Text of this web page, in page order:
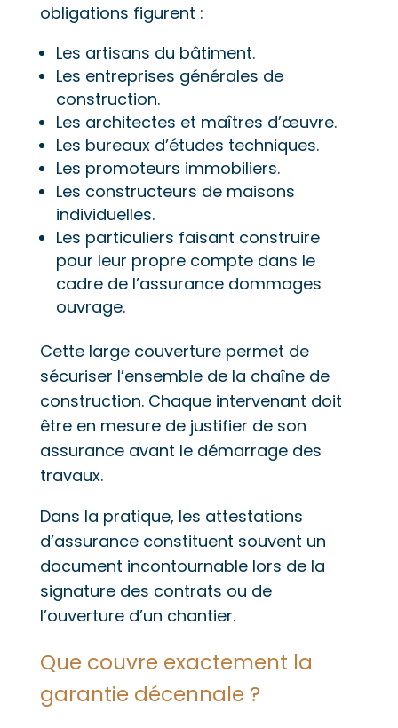
obligations figurent :
Les artisans du bâtiment.
Les entreprises générales de
construction.
Les architectes et maîtres d’œuvre.
Les bureaux d’études techniques.
Les promoteurs immobiliers.
Les constructeurs de maisons
individuelles.
Les particuliers faisant construire
pour leur propre compte dans le
cadre de l’assurance dommages
ouvrage.
Cette large couverture permet de
sécuriser l’ensemble de la chaîne de
construction. Chaque intervenant doit
être en mesure de justifier de son
assurance avant le démarrage des
travaux.
Dans la pratique, les attestations
d’assurance constituent souvent un
document incontournable lors de la
signature des contrats ou de
l’ouverture d’un chantier.
Que couvre exactement la
garantie décennale ?